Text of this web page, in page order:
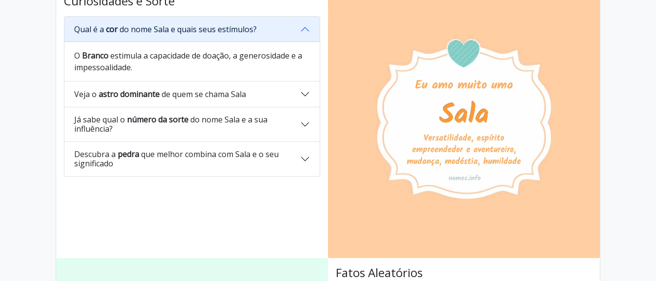
Qual é a cordo nome Sala e quais seus estímulos?
O Brancoestimula a capacidade de doação, a generosidade e a
impessoalidade.
Veja o astro dominantede quem se chama Sala
Já sabe qual o número da sortedo nome Sala e a sua
influência?
Descubra a pedraque melhor combina com Sala e o seu
significado
Fatos Aleatórios